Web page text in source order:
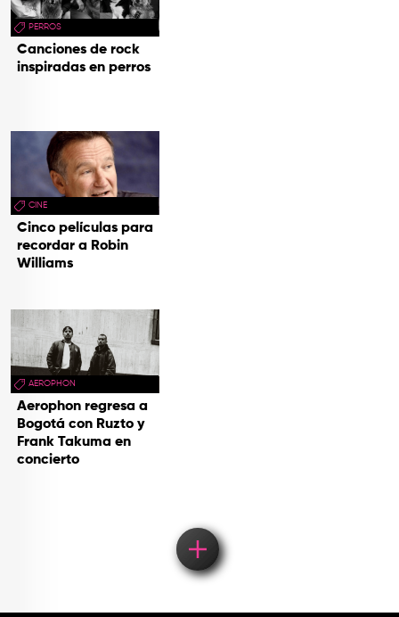
PERROS
Canciones de rock
inspiradas en perros
CINE
Cinco películas para
recordar a Robin
Williams
AEROPHON
Aerophon regresa a
Bogotá con Ruzto y
Frank Takuma en
concierto